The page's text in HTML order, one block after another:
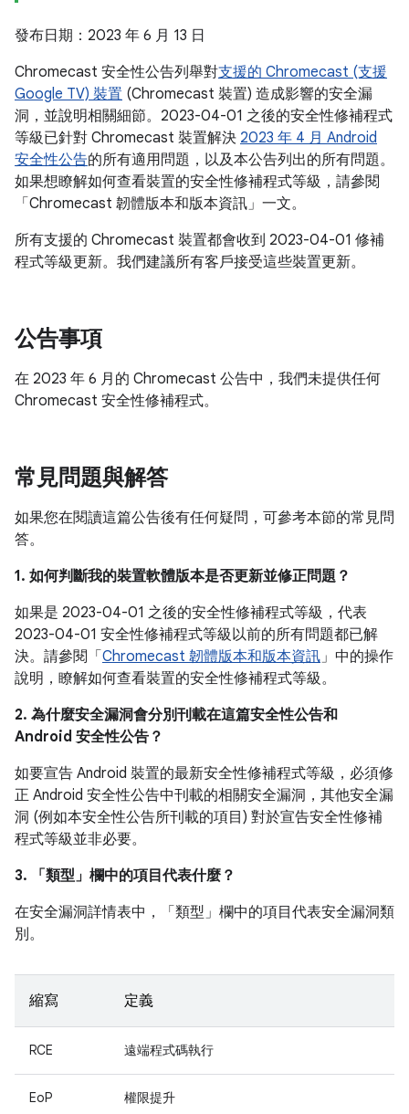
發布日期：2023 年 6 月 13 日
Chromecast 安全性公告列舉對支援的 Chromecast (支援
Google TV) 裝置 (Chromecast 裝置) 造成影響的安全漏
洞，並說明相關細節。2023-04-01 之後的安全性修補程式
等級已針對 Chromecast 裝置解決 2023 年 4 月 Android
安全性公告的所有適用問題，以及本公告列出的所有問題。
如果想瞭解如何查看裝置的安全性修補程式等級，請參閱
「Chromecast 韌體版本和版本資訊」一文。
所有支援的 Chromecast 裝置都會收到 2023-04-01 修補
程式等級更新。我們建議所有客戶接受這些裝置更新。
公告事項
在 2023 年 6 月的 Chromecast 公告中，我們未提供任何
Chromecast 安全性修補程式。
常見問題與解答
如果您在閱讀這篇公告後有任何疑問，可參考本節的常見問
答。
1. 如何判斷我的裝置軟體版本是否更新並修正問題？
如果是 2023-04-01 之後的安全性修補程式等級，代表
2023-04-01 安全性修補程式等級以前的所有問題都已解
決。請參閱「 Chromecast 韌體版本和版本資訊」中的操作
說明，瞭解如何查看裝置的安全性修補程式等級。
2. 為什麼安全漏洞會分別刊載在這篇安全性公告和
Android 安全性公告？
如要宣告 Android 裝置的最新安全性修補程式等級，必須修
正 Android 安全性公告中刊載的相關安全漏洞，其他安全漏
洞 (例如本安全性公告所刊載的項目) 對於宣告安全性修補
程式等級並非必要。
3. 「類型」 欄中的項目代表什麼？
在安全漏洞詳情表中，「類型」 欄中的項目代表安全漏洞類
別。
縮寫 定義
RCE 遠端程式碼執行
EoP 權限提升